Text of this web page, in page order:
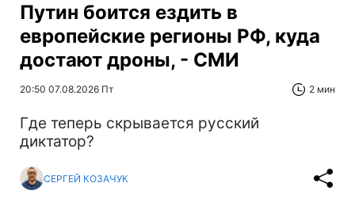
Путин боится ездить в
европейские регионы РФ, куда
достают дроны, - СМИ
20:50 07.08.2026 Пт 2 мин
Где теперь скрывается русский
диктатор?
СЕРГЕЙ КОЗАЧУК